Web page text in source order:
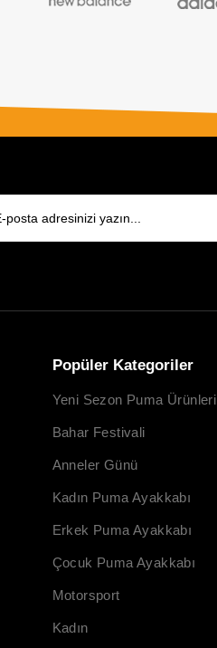
Popüler Kategoriler
Yeni Sezon Puma Ürünleri
Bahar Festivali
Anneler Günü
Kadın Puma Ayakkabı
Erkek Puma Ayakkabı
Çocuk Puma Ayakkabı
Motorsport
Kadın